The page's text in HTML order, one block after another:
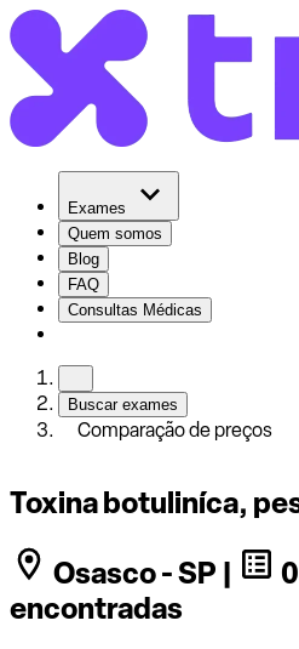
Exames
Quem somos
Blog
FAQ
Consultas Médicas
Buscar exames
Comparação de preços
Toxina botuliníca,
Osasco - SP |
encontradas